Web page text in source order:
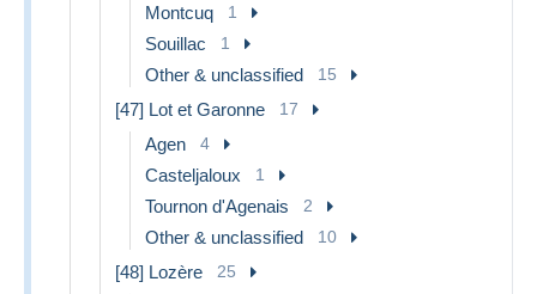
Montcuq 1
Souillac 1
Other & unclassified 15
[47] Lot et Garonne 17
Agen 4
Casteljaloux 1
Tournon d'Agenais 2
Other & unclassified 10
[48] Lozère 25